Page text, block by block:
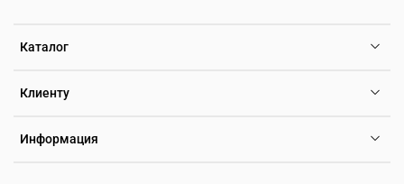
Каталог
Клиенту
Информация